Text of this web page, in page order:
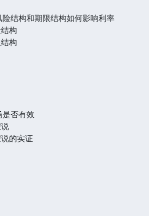
结构和期限结构如何影响利率
构
构
否有效
的实证